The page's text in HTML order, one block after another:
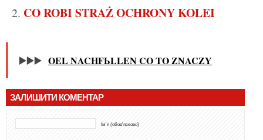
CO ROBI STRAŻ OCHRONY KOLEI
▶️▶️▶️ OEL NACHFЬLLEN CO TO ZNACZY
ЗАЛИШИТИ КОМЕНТАР
Ім'я (обов'язково)